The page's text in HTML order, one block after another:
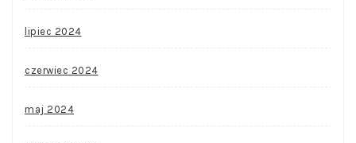
lipiec 2024
czerwiec 2024
maj 2024